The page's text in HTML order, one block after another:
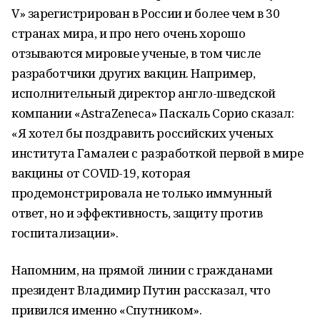
V» зарегистрирован в России и более чем в 30
странах мира, и про него очень хорошо
отзываются мировые ученые, в том числе
разработчики других вакцин. Например,
исполнительный директор англо-шведской
компании «AstraZeneca» Паскаль Сорио сказал:
«Я хотел бы поздравить российских ученых
института Гамалеи с разработкой первой в мире
вакцины от COVID-19, которая
продемонстрировала не только иммунный
ответ, но и эффективность, защиту против
госпитализации».
Напомним, на прямой линии с гражданами
президент Владимир Путин рассказал, что
привился именно «Спутником».